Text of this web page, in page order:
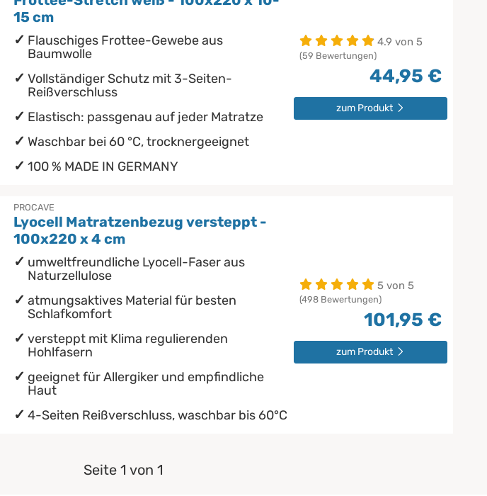
15 cm
Flauschiges Frottee-Gewebe aus
Baumwolle
Vollständiger Schutz mit 3-Seiten-
Reißverschluss
Elastisch: passgenau auf jeder Matratze
Waschbar bei 60 °C, trocknergeeignet
100 % MADE IN GERMANY
4.9 von 5
(59 Bewertungen)
44,95 €
zum Produkt
PROCAVE
Lyocell Matratzenbezug versteppt -
100x220 x 4 cm
umweltfreundliche Lyocell-Faser aus
Naturzellulose
atmungsaktives Material für besten
Schlafkomfort
versteppt mit Klima regulierenden
Hohlfasern
geeignet für Allergiker und empfindliche
Haut
4-Seiten Reißverschluss, waschbar bis 60°C
5 von 5
(498 Bewertungen)
101,95 €
zum Produkt
Seite 1 von 1